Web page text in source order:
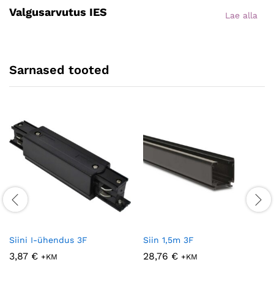
Valgusarvutus IES Lae alla
Sarnased tooted
Siini I-ühendus 3F
3,87 € +KM
Siin 1,5m 3F
28,76 € +KM